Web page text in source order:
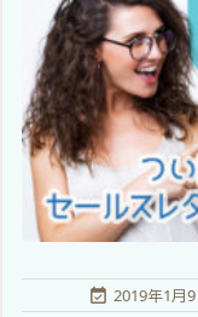
 2019年1月9